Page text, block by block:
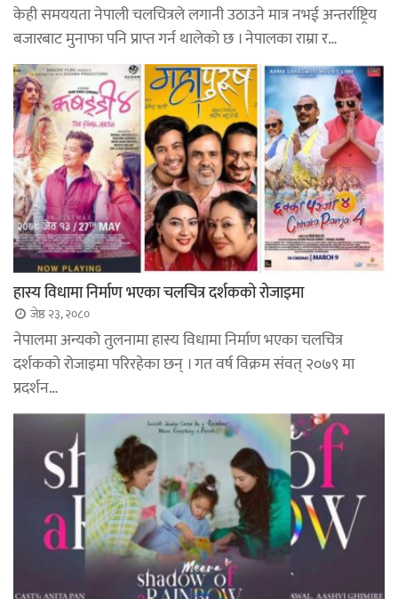
केही समययता नेपाली चलचित्रले लगानी उठाउने मात्र नभई अन्तर्राष्ट्रिय
बजारबाट मुनाफा पनि प्राप्त गर्न थालेको छ । नेपालका राम्रा र…
हास्य विधामा निर्माण भएका चलचित्र दर्शकको रोजाइमा
जेष्ठ २३, २०८०
नेपालमा अन्यको तुलनामा हास्य विधामा निर्माण भएका चलचित्र
दर्शकको रोजाइमा परिरहेका छन् । गत वर्ष विक्रम संवत् २०७९ मा
प्रदर्शन…